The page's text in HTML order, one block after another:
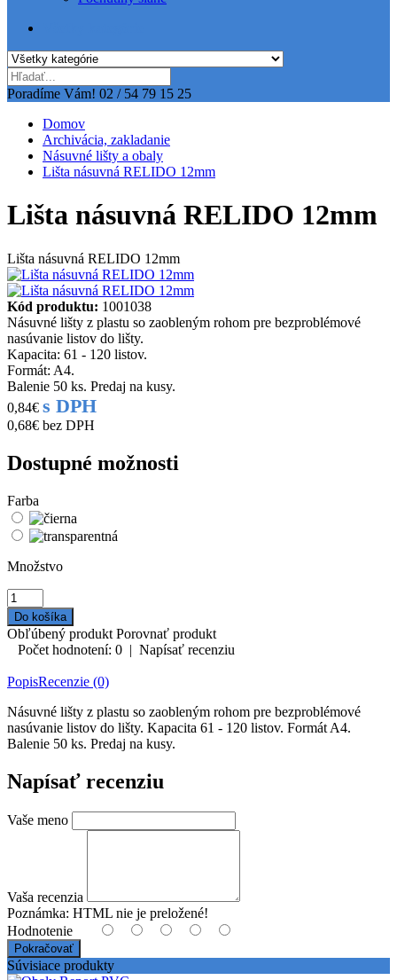
Poradíme Vám! 02 / 54 79 15 25
Domov
Archivácia, zakladanie
Násuvné lišty a obaly
Lišta násuvná RELIDO 12mm
Lišta násuvná RELIDO 12mm
Lišta násuvná RELIDO 12mm
Kód produktu: 1001038
Násuvné lišty z plastu so zaobleným rohom pre bezproblémové
nasúvanie listov do lišty.
Kapacita: 61 - 120 listov.
Formát: A4.
Balenie 50 ks. Predaj na kusy.
0,84€ s DPH
0,68€ bez DPH
Dostupné možnosti
Farba
Množstvo
Obľúbený produkt Porovnať produkt
Počet hodnotení: 0 | Napísať recenziu
PopisRecenzie (0)
Násuvné lišty z plastu so zaobleným rohom pre bezproblémové
nasúvanie listov do lišty. Kapacita 61 - 120 listov. Formát A4.
Balenie 50 ks. Predaj na kusy.
Napísať recenziu
Vaše meno
Vaša recenzia
Poznámka: HTML nie je preložené!
Hodnotenie
Pokračovať
Súvisiace produkty